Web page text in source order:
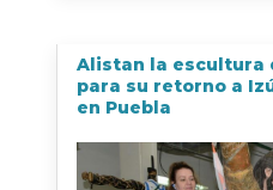
Alistan la escultura
para su retorno a
en Puebla